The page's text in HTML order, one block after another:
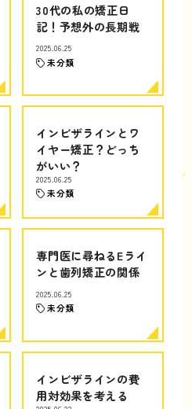
30代の私の矯正日
記！予想外の長期戦
2025.06.25
未分類
インビザラインとワ
イヤー矯正？どっち
がいい？
2025.06.25
未分類
専門医に尋ねるEライ
ンと歯列矯正の関係
2025.06.25
未分類
インビザラインの費
用対効果を考える